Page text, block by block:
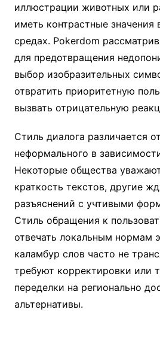
иллюстрации животных или
иметь контрастные значения
средах. Pokerdom
для предотвращения
выбор изобразительных
отвратить приоритетную
вызвать отрицательную
Стиль диалога различается
неформального в
Некоторые общества
краткость текстов, другие
разъяснений с учтивыми
Стиль обращения к
отвечать локальным нормам
каламбур слов часто не
требуют корректировки или
переделки на регионально
альтернативы.